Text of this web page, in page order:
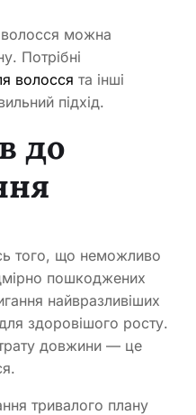
можна
Потрібні
волосся та інші
підхід.
до
того, що неможливо
пошкоджених
найвразливіших
здоровішого росту.
довжини — це
тривалого плану